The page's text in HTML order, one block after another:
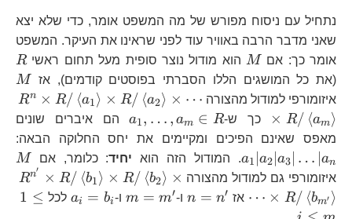
נתחיל עם ניסוח מפורש של מה המשפט אומר, כדי שלא יצא
שאני מדבר הרבה באוויר עוד לפני שראינו את העיקר. המשפט
אומר כך: אם
M M הוא מודול נוצר סופית מעל תחום ראשיR
(את כל המושגים הללו הסברתי בפוסטים קודמים), אז M
איזומורפי למודול מהצורה Rn × R/ ⟨a1⟩ × R/ ⟨a2⟩ × ⋯
× R/ ⟨am⟩ כך ש-
R
a1, … , am ∈ R
הם איברים שונים
מאפס שאינם הפיכים ומקיימים את יחס החלוקה הבאה:
a1 a2 a3 … ∣an . המודול הזה הוא יחיד: כלומר, אם M
איזומורפי גם למודול מהצורה Rn′ × R/ ⟨b1⟩ × R/ ⟨b2⟩ ×
⋯ × R/ ⟨bm′ ⟩ אז
n=n^{\prime}
n = n′ ו- m=m^{\prime}
m = m′ ו- ai = bi לכל 1 ≤